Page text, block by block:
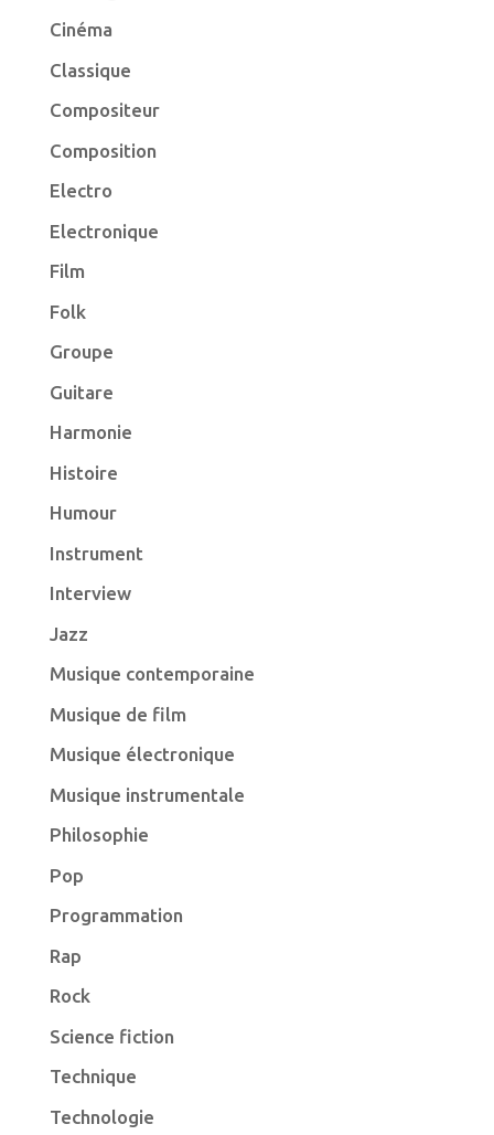
Cinéma
Classique
Compositeur
Composition
Electro
Electronique
Film
Folk
Groupe
Guitare
Harmonie
Histoire
Humour
Instrument
Interview
Jazz
Musique contemporaine
Musique de film
Musique électronique
Musique instrumentale
Philosophie
Pop
Programmation
Rap
Rock
Science fiction
Technique
Technologie